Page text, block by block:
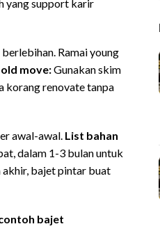
yang support karir
Ramai young
move:Gunakan skim
korang renovate tanpa
awal-awal. List bahan
dalam 1-3 bulan untuk
akhir, bajet pintar buat
bajet